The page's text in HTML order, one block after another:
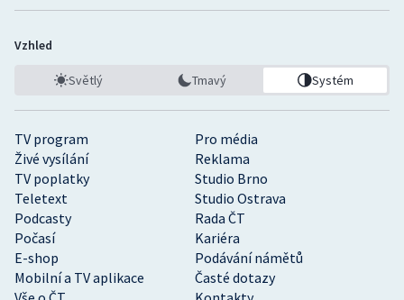
TV program
Pro média
Živé vysílání
Reklama
TV poplatky
Studio Brno
Teletext
Studio Ostrava
Podcasty
Rada ČT
Počasí
Kariéra
E-shop
Podávání námětů
Mobilní a TV aplikace
Časté dotazy
Vzhled
Světlý Tmavý Systém